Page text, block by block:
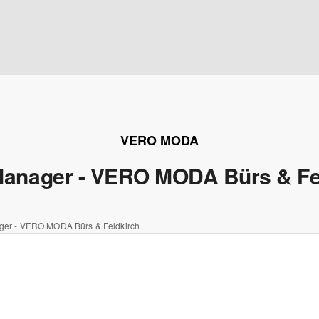
VERO MODA
- VERO MODA Bürs &
- VERO MODA Bürs & Feldkirch